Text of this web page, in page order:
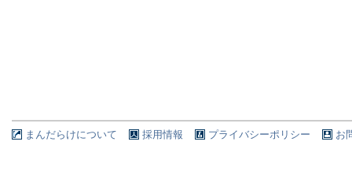
まんだらけについて 採用情報 プライバシーポリシー お